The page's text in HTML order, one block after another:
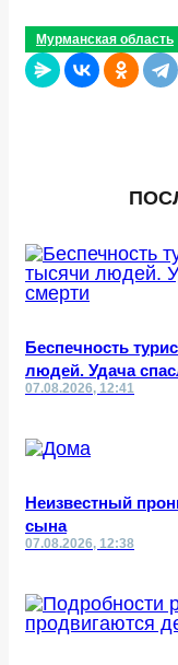
Мурманская область
Беспечность
людей. Удача
07.08.2026, 12:41
Неизвестный
сына
07.08.2026, 12:38